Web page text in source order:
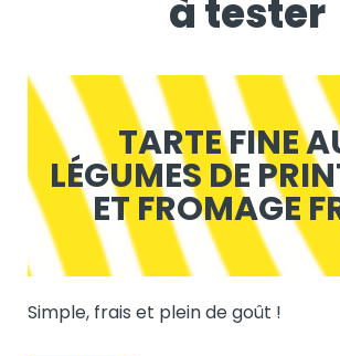
à tester
TARTE FINE
LÉGUMES DE
ET FROMAGE
Simple, frais et plein de goût !